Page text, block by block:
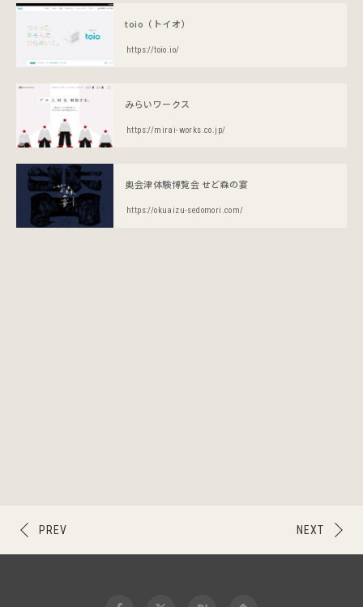
toio（トイオ）
https://toio.io/
みらいワークス
https://mirai-works.co.jp/
奥会津体験博覧会 せど森の宴
https://okuaizu-sedomori.com/
NEXT
PREV